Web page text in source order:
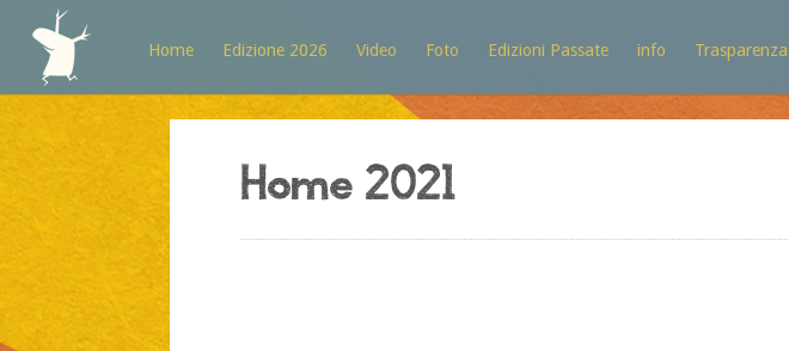
Home Edizione 2026 Video Foto Edizioni Passate info Trasparenza
Home 2021